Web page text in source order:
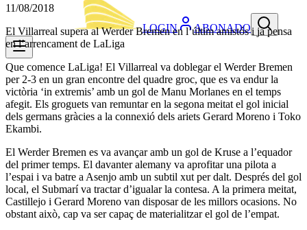
LOGIN ABONADO
11/08/2018
El Villarreal supera al Werder Bremen en l’últim amistós i ja pensa
en l’arrencament de LaLiga
Que comence LaLiga! El Villarreal va doblegar el Werder Bremen
per 2-3 en un gran encontre del quadre groc, que es va endur la
victòria ‘in extremis’ amb un gol de Manu Morlanes en el temps
afegit. Els groguets van remuntar en la segona meitat el gol inicial
dels germans gràcies a la connexió dels ariets Gerard Moreno i Toko
Ekambi.
El Werder Bremen es va avançar amb un gol de Kruse a l’equador
del primer temps. El davanter alemany va aprofitar una pilota a
l’espai i va batre a Asenjo amb un subtil xut per dalt. Després del gol
local, el Submarí va tractar d’igualar la contesa. A la primera meitat,
Castillejo i Gerard Moreno van disposar de les millors ocasions. No
obstant això, cap va ser capaç de materialitzar el gol de l’empat.